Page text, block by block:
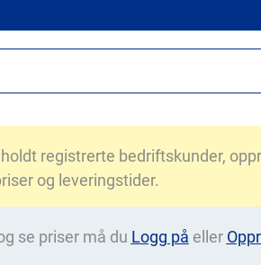
registrerte bedriftskunder,
og leveringstider.
se priser må du Logg på eller